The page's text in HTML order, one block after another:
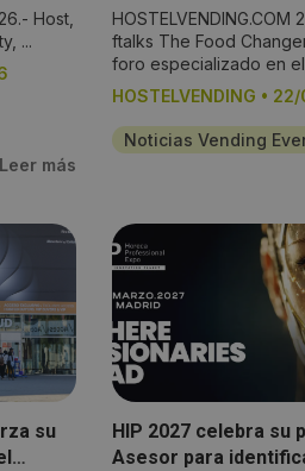
Host,
...
más
más en Valencia
HOSTELVENDING.COM
ftalks The Food
foro especializado en el
HOSTELVENDING •
Noticias Vending
su
HIP 2027 celebra su
Asesor para